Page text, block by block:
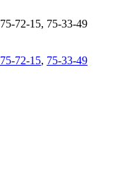
72-15, 75-33-49
72-15, 75-33-49